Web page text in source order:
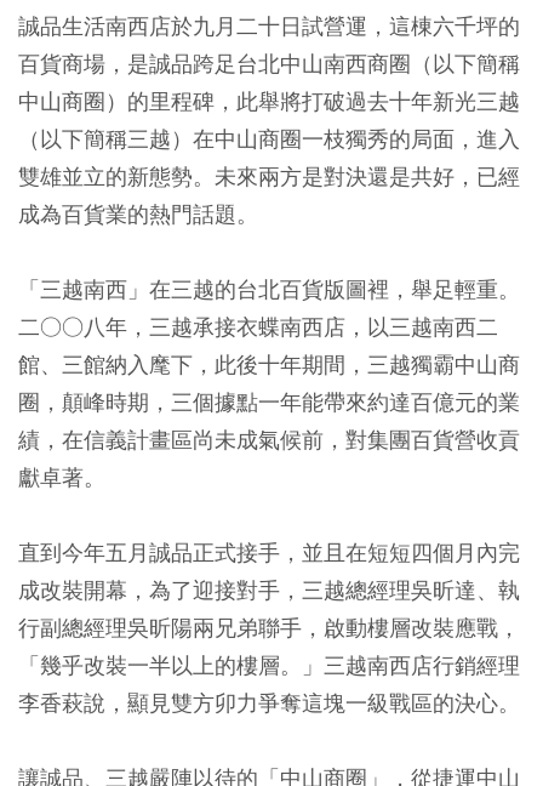
誠品生活南西店於九月二十日試營運，這棟六千坪的
百貨商場，是誠品跨足台北中山南西商圈（以下簡稱
中山商圈）的里程碑，此舉將打破過去十年新光三越
（以下簡稱三越）在中山商圈一枝獨秀的局面，進入
雙雄並立的新態勢。未來兩方是對決還是共好，已經
成為百貨業的熱門話題。
「三越南西」在三越的台北百貨版圖裡，舉足輕重。
二○○八年，三越承接衣蝶南西店，以三越南西二
館、三館納入麾下，此後十年期間，三越獨霸中山商
圈，顛峰時期，三個據點一年能帶來約達百億元的業
績，在信義計畫區尚未成氣候前，對集團百貨營收貢
獻卓著。
直到今年五月誠品正式接手，並且在短短四個月內完
成改裝開幕，為了迎接對手，三越總經理吳昕達、執
行副總經理吳昕陽兩兄弟聯手，啟動樓層改裝應戰，
「幾乎改裝一半以上的樓層。」三越南西店行銷經理
李香萩說，顯見雙方卯力爭奪這塊一級戰區的決心。
讓誠品、三越嚴陣以待的「中山商圈」，從捷運中山